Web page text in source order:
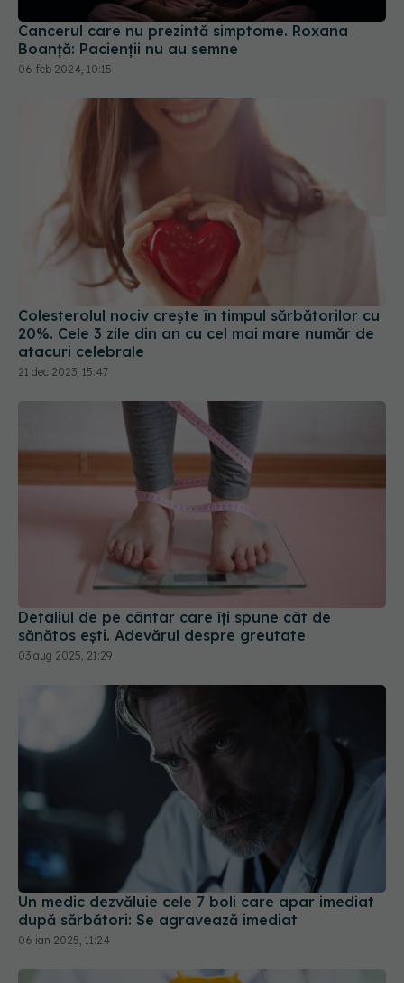
Cancerul care nu prezintă simptome. Roxana
Boanță: Pacienții nu au semne
06 feb 2024, 10:15
Colesterolul nociv crește în timpul sărbătorilor cu
20%. Cele 3 zile din an cu cel mai mare număr de
atacuri celebrale
21 dec 2023, 15:47
Detaliul de pe cântar care îți spune cât de
sănătos ești. Adevărul despre greutate
03 aug 2025, 21:29
Un medic dezvăluie cele 7 boli care apar imediat
după sărbători: Se agravează imediat
06 ian 2025, 11:24